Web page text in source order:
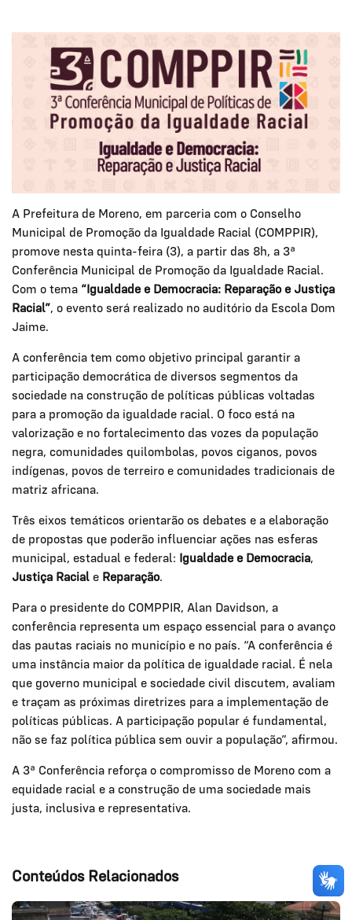
A Prefeitura de Moreno, em parceria com o Conselho
Municipal de Promoção da Igualdade Racial (COMPPIR),
promove nesta quinta-feira (3), a partir das 8h, a 3ª
Conferência Municipal de Promoção da Igualdade Racial.
Com o tema “Igualdade e Democracia: Reparação e Justiça
Racial”, o evento será realizado no auditório da Escola Dom
Jaime.
A conferência tem como objetivo principal garantir a
participação democrática de diversos segmentos da
sociedade na construção de políticas públicas voltadas
para a promoção da igualdade racial. O foco está na
valorização e no fortalecimento das vozes da população
negra, comunidades quilombolas, povos ciganos, povos
indígenas, povos de terreiro e comunidades tradicionais de
matriz africana.
Três eixos temáticos orientarão os debates e a elaboração
de propostas que poderão influenciar ações nas esferas
municipal, estadual e federal: Igualdade e Democracia,
Justiça Racial e Reparação.
Para o presidente do COMPPIR, Alan Davidson, a
conferência representa um espaço essencial para o avanço
das pautas raciais no município e no país. “A conferência é
uma instância maior da política de igualdade racial. É nela
que governo municipal e sociedade civil discutem, avaliam
e traçam as próximas diretrizes para a implementação de
políticas públicas. A participação popular é fundamental,
não se faz política pública sem ouvir a população”, afirmou.
A 3ª Conferência reforça o compromisso de Moreno com a
equidade racial e a construção de uma sociedade mais
justa, inclusiva e representativa.
Conteúdos Relacionados